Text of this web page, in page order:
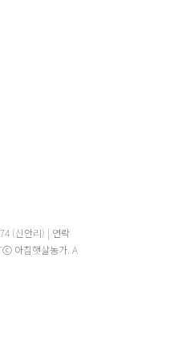
(신안리) | 연락
아침햇살농가. A